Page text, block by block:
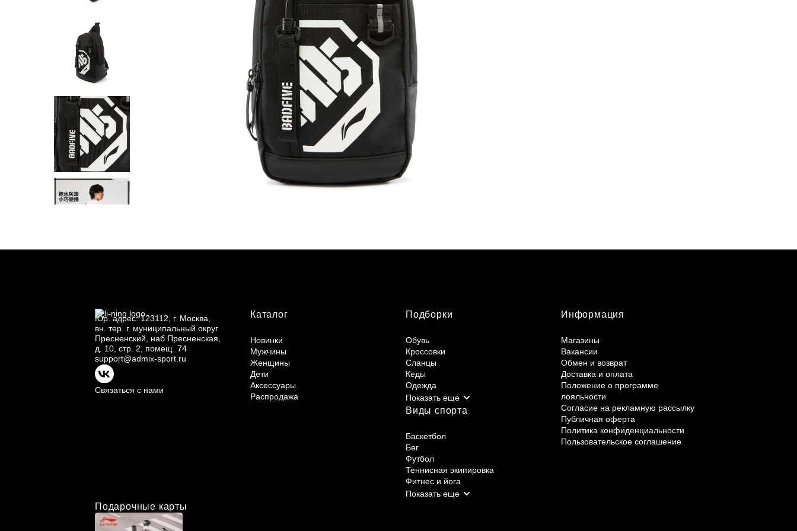
Юр. адрес: 123112, г. Москва,
вн. тер. г. муниципальный округ
Пресненский, наб Пресненская,
д. 10, стр. 2, помещ. 74
support@admix-sport.ru
Связаться с нами
Каталог
Новинки
Мужчины
Женщины
Дети
Аксессуары
Распродажа
Подборки
Обувь
Кроссовки
Сланцы
Кеды
Одежда
Виды спорта
Баскетбол
Бег
Футбол
Теннисная экипировка
Фитнес и йога
Информация
Магазины
Вакансии
Обмен и возврат
Доставка и оплата
Положение о программе
лояльности
Согласие на рекламную рассылку
Публичная оферта
Политика конфиденциальности
Пользовательское соглашение
Подарочные карты